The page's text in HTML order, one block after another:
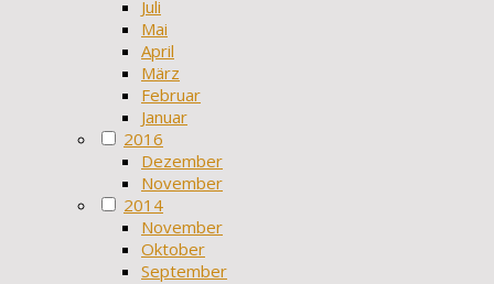
Juli
Mai
April
März
Februar
Januar
2016
Dezember
November
2014
November
Oktober
September